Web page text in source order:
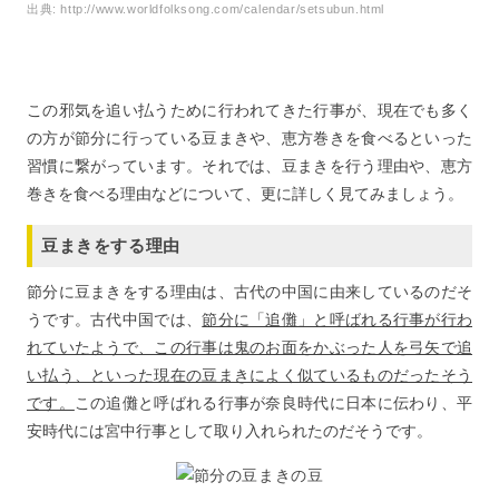
出典:http://www.worldfolksong.com/calendar/setsubun.html
この邪気を追い払うために行われてきた行事が、現在でも多く
の方が節分に行っている豆まきや、恵方巻きを食べるといった
習慣に繋がっています。それでは、豆まきを行う理由や、恵方
巻きを食べる理由などについて、更に詳しく見てみましょう。
豆まきをする理由
節分に豆まきをする理由は、古代の中国に由来しているのだそ
うです。古代中国では、節分に「追儺」と呼ばれる行事が行わ
れていたようで、この行事は鬼のお面をかぶった人を弓矢で追
い払う、といった現在の豆まきによく似ているものだったそう
です。
この追儺と呼ばれる行事が奈良時代に日本に伝わり、平
安時代には宮中行事として取り入れられたのだそうです。